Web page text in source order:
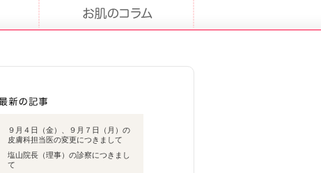
９月４日（金）、９月７日（月）の
皮膚科担当医の変更につきまして
塩山院長（理事）の診察につきまし
て